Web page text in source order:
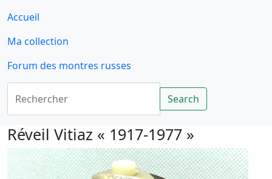
Accueil
Ma collection
Forum des montres russes
Rechercher
Search
Réveil Vitiaz « 1917-1977 »